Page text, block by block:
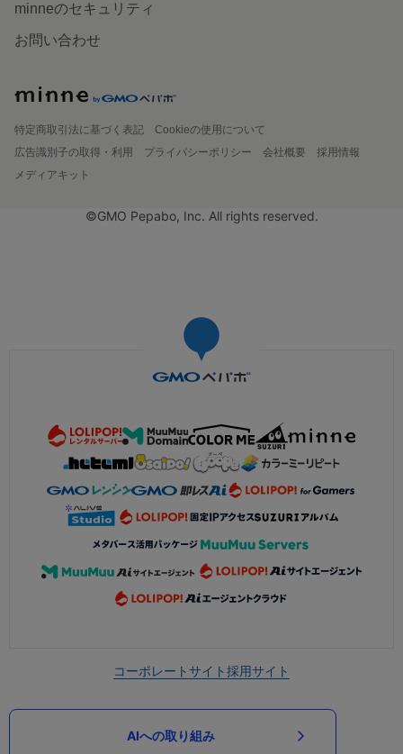
minneのセキュリティ
お問い合わせ
特定商取引法に基づく表記
Cookieの使用について
広告識別子の取得・利用
プライバシーポリシー 会社概要
採用情報
メディアキット
©GMO Pepabo, Inc. All rights reserved.
コーポレートサイト採用サイト
AIへの取り組み